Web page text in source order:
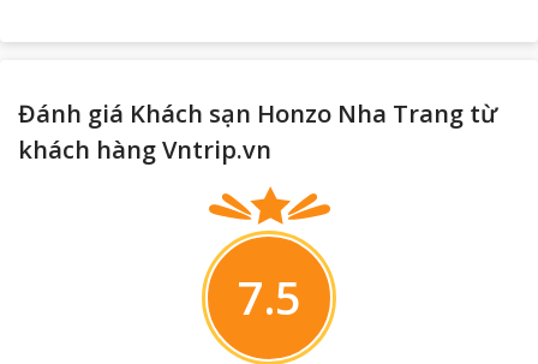
Đánh giá Khách sạn Honzo Nha Trang từ
khách hàng Vntrip.vn
7.5